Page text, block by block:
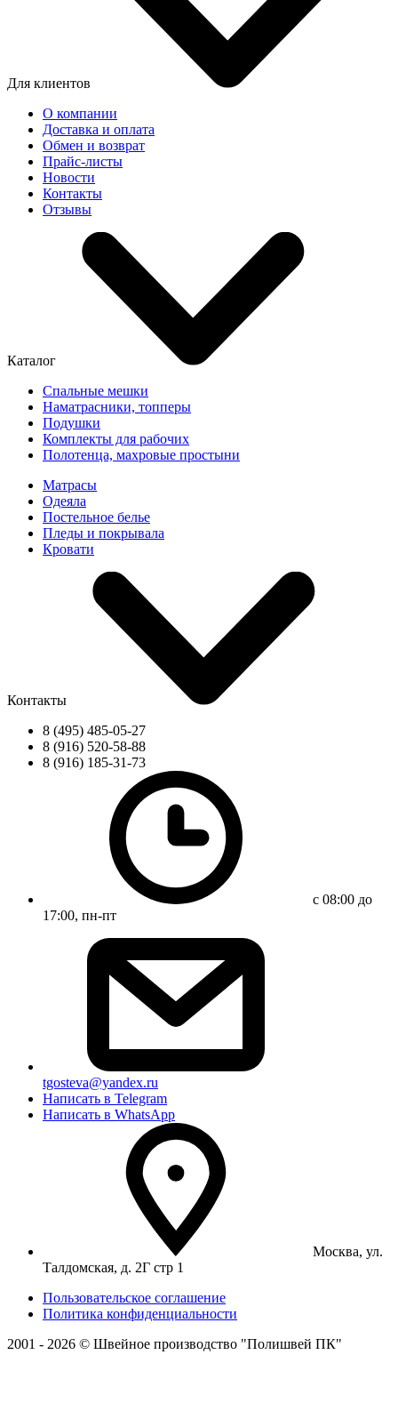
Для клиентов
О компании
Доставка и оплата
Обмен и возврат
Прайс-листы
Новости
Контакты
Отзывы
Каталог
Спальные мешки
Наматрасники, топперы
Подушки
Комплекты для рабочих
Полотенца, махровые простыни
Матрасы
Одеяла
Постельное белье
Пледы и покрывала
Кровати
Контакты
8 (495) 485-05-27
8 (916) 520-58-88
8 (916) 185-31-73
с 08:00 до
17:00, пн-пт
tgosteva@yandex.ru
Написать в Telegram
Написать в WhatsApp
Москва, ул.
Талдомская, д. 2Г стр 1
Пользовательское соглашение
Политика конфиденциальности
2001 - 2026 © Швейное производство "Полишвей ПК"